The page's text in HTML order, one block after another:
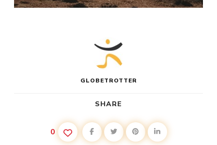
GLOBETROTTER
SHARE
0